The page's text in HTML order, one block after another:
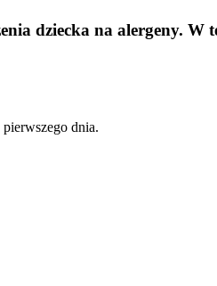
dziecka na alergeny. W
dnia.